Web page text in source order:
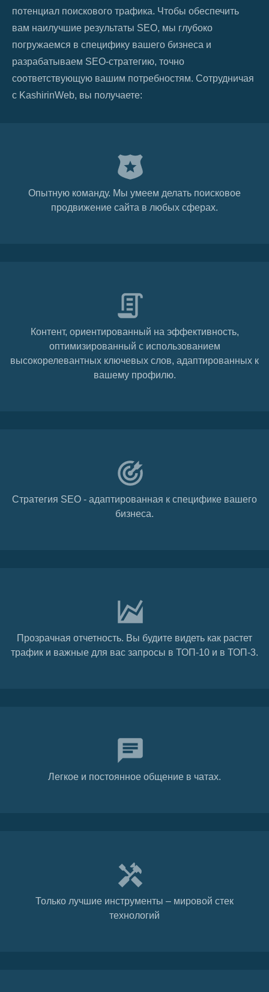
потенциал поискового трафика. Чтобы обеспечить
вам наилучшие результаты SEO, мы глубоко
погружаемся в специфику вашего бизнеса и
разрабатываем SEO-стратегию, точно
соответствующую вашим потребностям. Сотрудничая
с KashirinWeb, вы получаете:
Опытную команду. Мы умеем делать поисковое
продвижение сайта в любых сферах.
Контент, ориентированный на эффективность,
оптимизированный с использованием
высокорелевантных ключевых слов, адаптированных к
вашему профилю.
Стратегия SEO - адаптированная к специфике вашего
бизнеса.
Прозрачная отчетность. Вы будите видеть как растет
трафик и важные для вас запросы в ТОП-10 и в ТОП-3.
Легкое и постоянное общение в чатах.
Только лучшие инструменты – мировой стек
технологий